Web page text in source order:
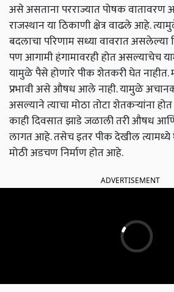
असे असताना परराज्यात पोषक वातावरण
राजस्थान या ठिकाणी क्षेत्र वाढले आहे.
बदलाचा परिणाम सध्या वावरात
पण आगामी हंगामावरही होत असल्याचेच
यामुळे पैसे होणारे पीक शेतकरी घेत नाहीत.
प्रभावी असे औषध आले नाही. यामुळे
असल्याने त्याचा मोठा तोटा शेतकऱ्यांना
काही दिवसात झाडे जळाली तरी औषध
लागत आहे. तसेच इतर पीक देखील त्यामध्ये
मोठी अडचण निर्माण होत आहे.
ADVERTISEMENT